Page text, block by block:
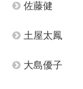
佐藤健
土屋太鳳
大島優子